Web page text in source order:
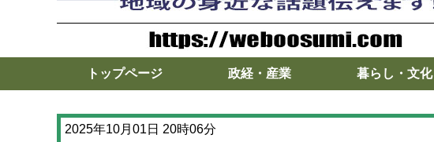
トップページ 政経・産業 暮らし・文化
2025年10月01日 20時06分